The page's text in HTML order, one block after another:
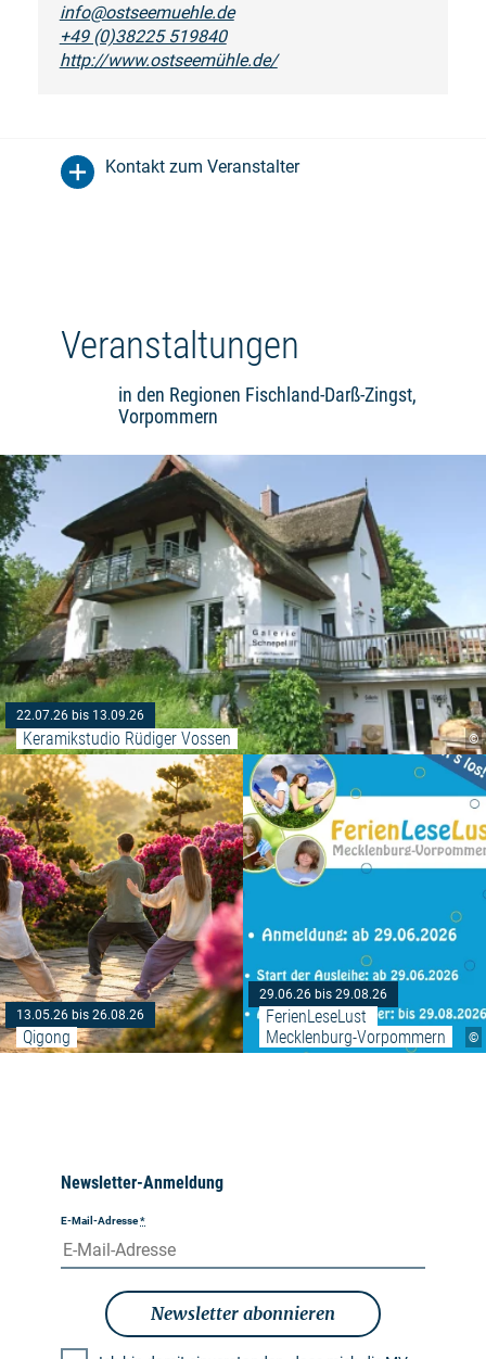
info@ostseemuehle.de
+49 (0)38225 519840
http://www.ostseemühle.de/
Kontakt zum Veranstalter
Veranstaltungen
in den Regionen Fischland-Darß-Zingst,
Vorpommern
©
22.07.26 bis 13.09.26
Keramikstudio Rüdiger Vossen
13.05.26 bis 26.08.26
Qigong
Weiterlesen: "Qigong"
©
29.06.26 bis 29.08.26
FerienLeseLust
Mecklenburg-Vorpommern
Newsletter-Anmeldung
E-Mail-Adresse*
Newsletter abonnieren